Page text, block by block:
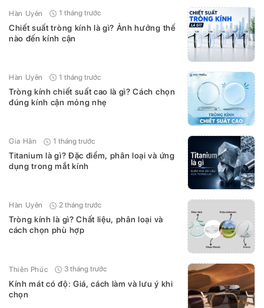
Hàn Uyên 1 tháng trước
Chiết suất tròng kính là gì? Ảnh hưởng thế
nào đến kính cận
Hàn Uyên 1 tháng trước
Tròng kính chiết suất cao là gì? Cách chọn
đúng kính cận mỏng nhẹ
Gia Hân 1 tháng trước
Titanium là gì? Đặc điểm, phân loại và ứng
dụng trong mắt kính
Hàn Uyên 2 tháng trước
Tròng kính là gì? Chất liệu, phân loại và
cách chọn phù hợp
Thiên Phúc 3 tháng trước
Kính mát có độ: Giá, cách làm và lưu ý khi
chọn